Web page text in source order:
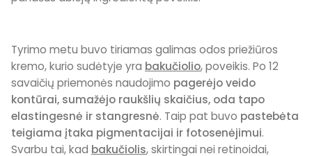
Tyrimo metu buvo tiriamas galimas odos priežiūros
kremo, kurio sudėtyje yra bakučiolio, poveikis. Po 12
savaičių priemonės naudojimo pagerėjo veido
kontūrai, sumažėjo raukšlių skaičius, oda tapo
elastingesnė ir stangresnė. Taip pat buvo pastebėta
teigiama įtaka pigmentacijai ir fotosenėjimui.
Svarbu tai, kad bakučiolis, skirtingai nei retinoidai,